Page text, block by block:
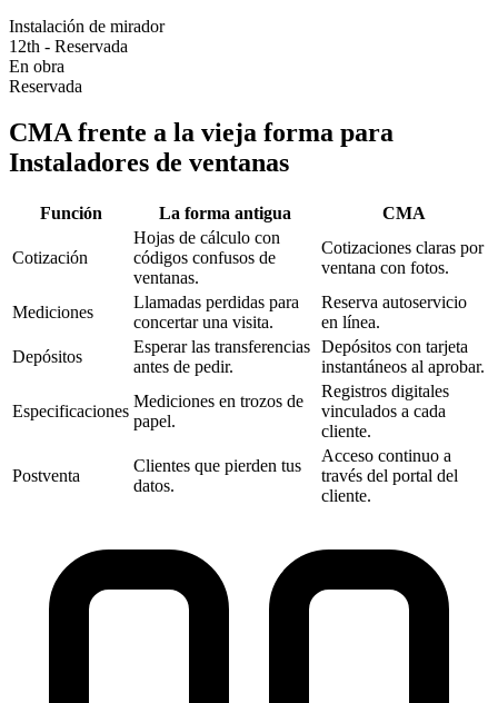
Instalación de mirador
12th - Reservada
En obra
Reservada
CMA frente a la vieja forma para
Instaladores de ventanas
Función La forma antigua CMA‎
Cotización
Hojas de cálculo con
códigos confusos de
ventanas.
Cotizaciones claras por
ventana con fotos.
Mediciones
Llamadas perdidas para
concertar una visita.
Reserva autoservicio
en línea.
Depósitos
Esperar las transferencias
antes de pedir.
Depósitos con tarjeta
instantáneos al aprobar.
Especificaciones
Mediciones en trozos de
papel.
Registros digitales
vinculados a cada
cliente.
Postventa
Clientes que pierden tus
datos.
Acceso continuo a
través del portal del
cliente.